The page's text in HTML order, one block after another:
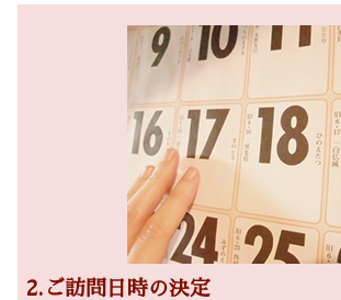
2.ご訪問日時の決定